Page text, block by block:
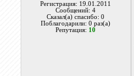
Регистрация: 19.01.2011
Сообщений: 4
Сказал(а) спасибо: 0
Поблагодарили: 0 раз(а)
Репутация: 10